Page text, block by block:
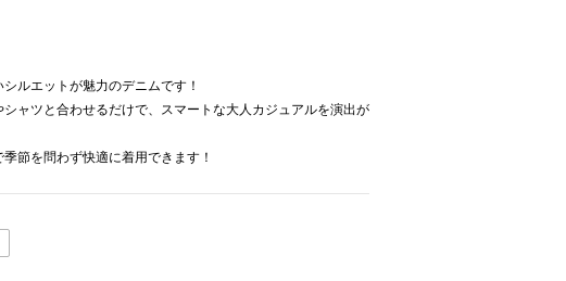
ルエットが魅力のデニムです！
ャツと合わせるだけで、スマートな大人カジュアルを演出が
節を問わず快適に着用できます！